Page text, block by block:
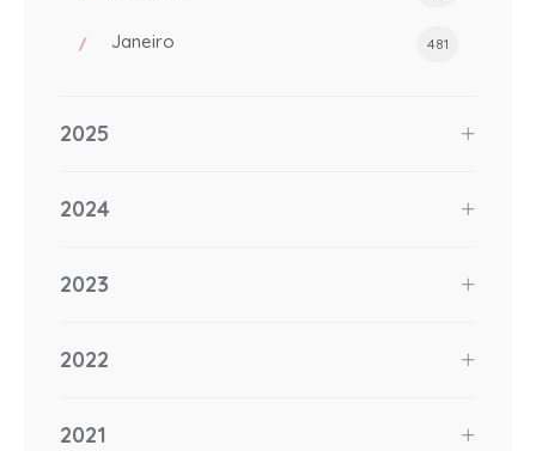
Janeiro 481
2025
2024
2023
2022
2021